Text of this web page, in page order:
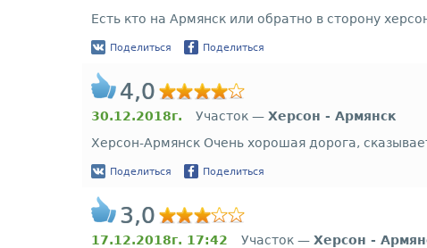
Есть кто на Армянск или обратно в сторону
Поделиться Поделиться
4,0
30.12.2018г. Участок — Херсон - Армянск
Херсон-Армянск Очень хорошая дорога,
Поделиться Поделиться
3,0
17.12.2018г. 17:42 Участок — Херсон -